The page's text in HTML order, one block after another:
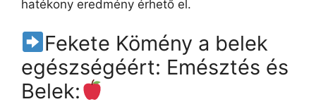
hatékony eredmény érhető el.
Fekete Kömény a belek
egészségéért: Emésztés és
Belek: